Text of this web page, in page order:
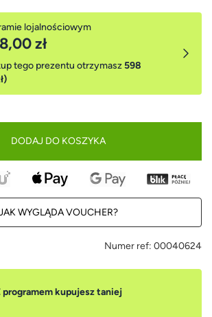
lojalnościowym
zł
tego prezentu otrzymasz598
DODAJ DO KOSZYKA
WYGLĄDA VOUCHER?
Numer ref: 00040624
programem kupujesz taniej